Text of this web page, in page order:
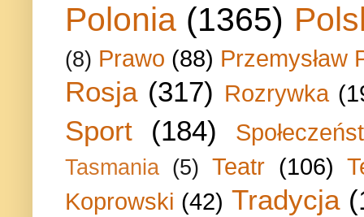
Polonia (1365)
(8) Prawo (88) Przemysław
Rosja (317) Rozrywka
Sport (184)
Tasmania (5) Teatr (106)
Koprowski (42) Tradycja